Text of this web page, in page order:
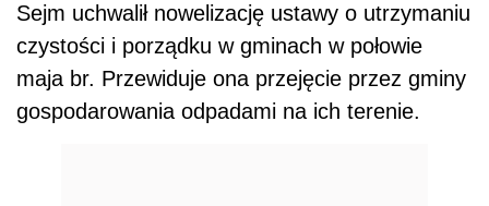
Sejm uchwalił nowelizację ustawy o utrzymaniu
czystości i porządku w gminach w połowie
maja br. Przewiduje ona przejęcie przez gminy
gospodarowania odpadami na ich terenie.